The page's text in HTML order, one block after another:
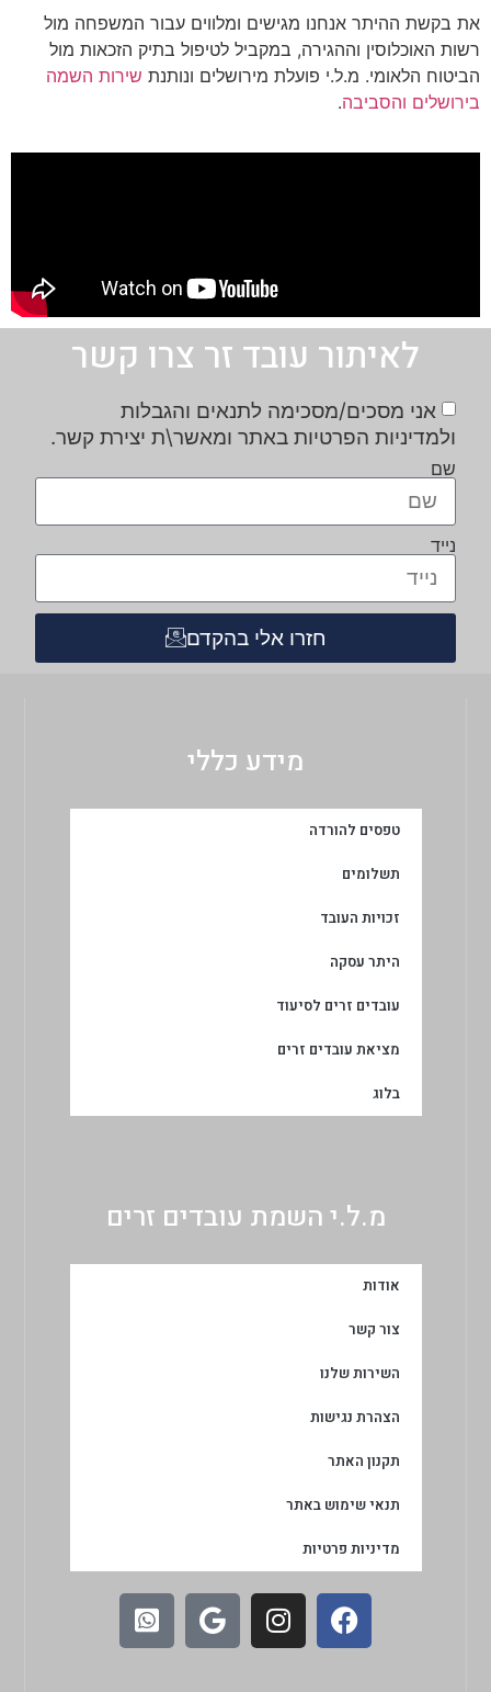
את בקשת ההיתר אנחנו מגישים ומלווים עבור המשפחה מול
רשות האוכלוסין וההגירה, במקביל לטיפול בתיק הזכאות מול
הביטוח הלאומי. מ.ל.י פועלת מירושלים ונותנת שירות השמה
בירושלים והסביבה.
לאיתור עובד זר צרו קשר
אני מסכים/מסכימה לתנאים והגבלות
ולמדיניות הפרטיות באתר ומאשר\ת יצירת קשר.
שם
נייד
חזרו אלי בהקדם
מידע כללי
טפסים להורדה
תשלומים
זכויות העובד
היתר עסקה
עובדים זרים לסיעוד
מציאת עובדים זרים
בלוג
מ.ל.י השמת עובדים זרים
אודות
צור קשר
השירות שלנו
הצהרת נגישות
תקנון האתר
תנאי שימוש באתר
מדיניות פרטיות